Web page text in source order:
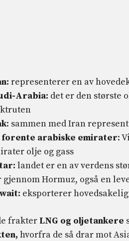
representerer en av
Arabia: det er den største
: sammen med Iran
forente arabiske emirater:
olje og gass
landet er en av verdens
gjennom Hormuz, også en
eksporterer
frakter LNG og oljetankere
hvorfra de så drar mot